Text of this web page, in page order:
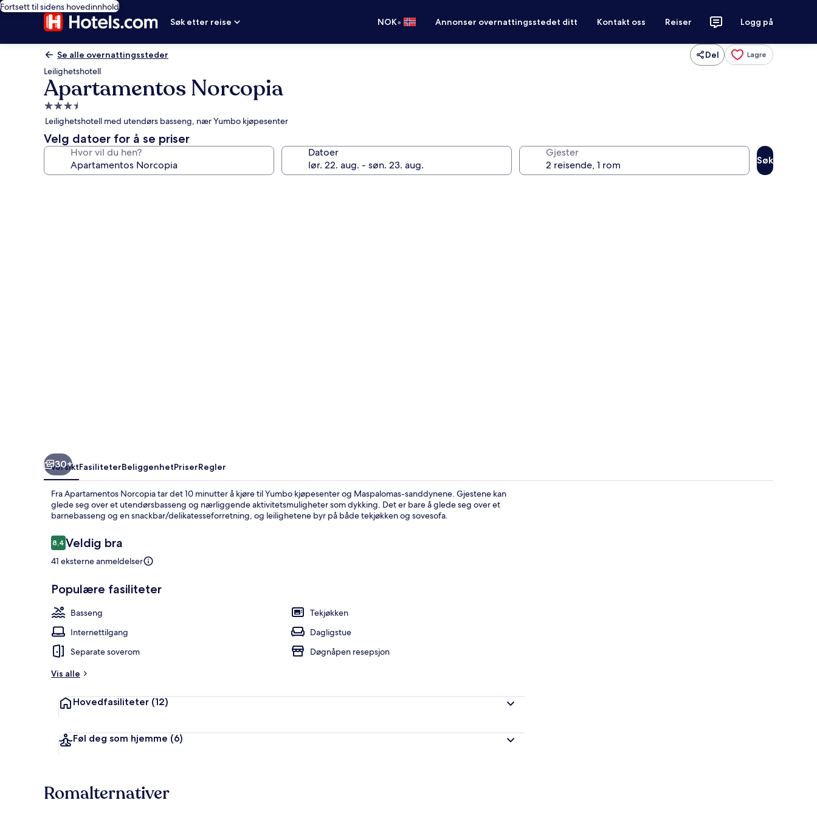
Fortsett til sidens hovedinnhold
Søk etter reise
NOK• Annonser overnattingsstedet ditt Kontakt oss Reiser Logg på
Se alle overnattingssteder Del Lagre
Leilighetshotell
Apartamentos Norcopia
Overnattingssted
med
3.5
stjerner
Leilighetshotell med utendørs basseng, nær Yumbo kjøpesenter
Velg datoer for å se priser
Hvor vil du hen? Datoer Gjester
Søk
30+
OversiktFasiliteterBeliggenhetPriserRegler
Fra Apartamentos Norcopia tar det 10 minutter å kjøre til Yumbo kjøpesenter og Maspalomas-sanddynene. Gjestene kan
glede seg over et utendørsbasseng og nærliggende aktivitetsmuligheter som dykking. Det er bare å glede seg over et
barnebasseng og en snackbar/delikatesseforretning, og leilighetene byr på både tekjøkken og sovesofa.
Anmeldelser
8,48,4 av 10 –
Veldig bra
41 eksterne anmeldelser
Populære fasiliteter
Basseng
Tekjøkken
Internettilgang
Dagligstue
Separate soverom
Døgnåpen resepsjon
Vis alle
Hovedfasiliteter (12)
Føl deg som hjemme (6)
Romalternativer